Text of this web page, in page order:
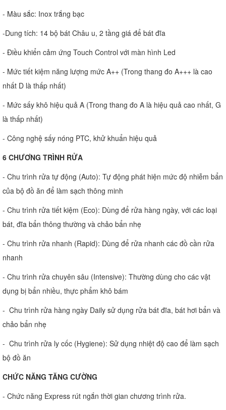
- Màu sắc: Inox trắng bạc
-Dung tích: 14 bộ bát Châu u, 2 tầng giá để bát đĩa
- Điều khiển cảm ứng Touch Control với màn hình Led
- Mức tiết kiệm năng lượng mức A++ (Trong thang đo A+++ là cao
nhất D là thấp nhất)
- Mức sấy khô hiệu quả A (Trong thang đo A là hiệu quả cao nhất, G
là thấp nhất)
- Công nghệ sấy nóng PTC, khử khuẩn hiệu quả
6 CHƯƠNG TRÌNH RỬA
- Chu trình rửa tự động (Auto): Tự động phát hiện mức độ nhiễm bẩn
của bộ đồ ăn để làm sạch thông minh
- Chu trình rửa tiết kiệm (Eco): Dùng để rửa hàng ngày, với các loại
bát, đĩa bẩn thông thường và chảo bẩn nhẹ
- Chu trình rửa nhanh (Rapid): Dùng để rửa nhanh các đồ cần rửa
nhanh
- Chu trình rửa chuyên sâu (Intensive): Thường dùng cho các vật
dụng bị bẩn nhiều, thực phẩm khô bám
- Chu trình rửa hàng ngày Daily sử dụng rửa bát đĩa, bát hơi bẩn và
chảo bẩn nhẹ
- Chu trình rửa ly cốc (Hygiene): Sử dụng nhiệt độ cao để làm sạch
bộ đồ ăn
CHỨC NĂNG TĂNG CƯỜNG
- Chức năng Express rút ngắn thời gian chương trình rửa.